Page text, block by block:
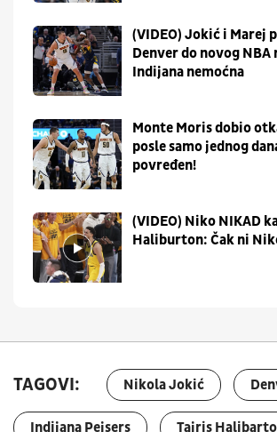
(VIDEO) Jokić i Marej
Denver do novog NBA
Indijana nemoćna
Monte Moris dobio
posle samo jednog
povređen!
(VIDEO) Niko NIKAD
Haliburton: Čak ni
TAGOVI: Nikola Jokić
Indijana Pejsers Tajris